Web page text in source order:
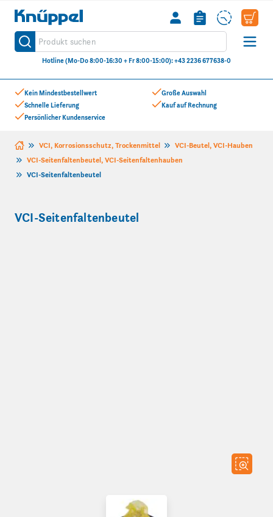
Kein Mindestbestellwert
Schnelle Lieferung
Persönlicher Kundenservice
Große Auswahl
Kauf auf Rechnung
Knüppel
Produkt suchen
Suche
Hotline (Mo-Do 8:00-16:30 + Fr 8:00-15:00): +43 2236 677638-0
Zum Inhalt springen
VCI, Korrosionsschutz, Trockenmittel
VCI-Beutel, VCI-Hauben
VCI-Seitenfaltenbeutel, VCI-Seitenfaltenhauben
VCI-Seitenfaltenbeutel
VCI-Seitenfaltenbeutel